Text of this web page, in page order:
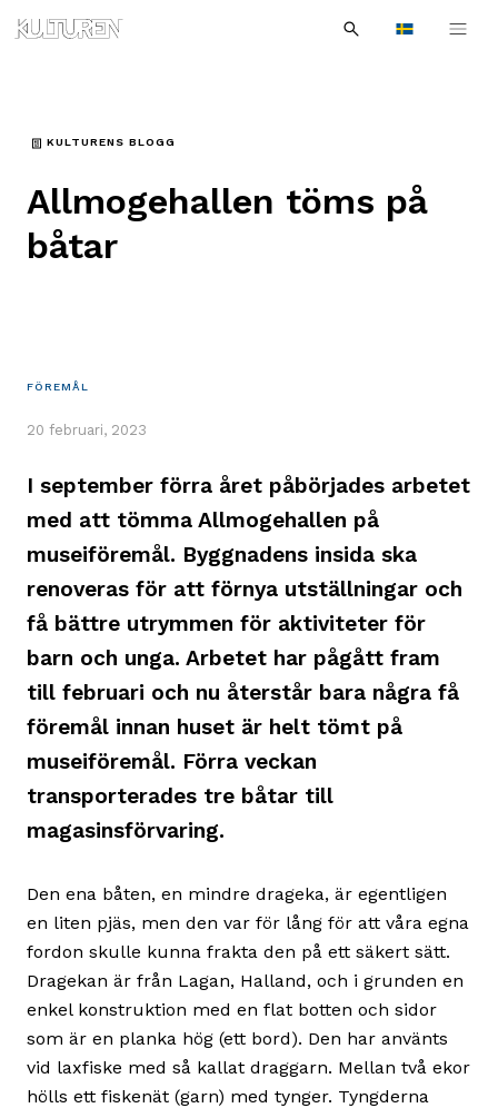
navigationen
innehållet
Languages
efter:
Sök
KULTURENS BLOGG
Allmogehallen töms på
båtar
FÖREMÅL
20 februari, 2023
I september förra året påbörjades arbetet
med att tömma Allmogehallen på
museiföremål. Byggnadens insida ska
renoveras för att förnya utställningar och
få bättre utrymmen för aktiviteter för
barn och unga. Arbetet har pågått fram
till februari och nu återstår bara några få
föremål innan huset är helt tömt på
museiföremål. Förra veckan
transporterades tre båtar till
magasinsförvaring.
Den ena båten, en mindre drageka, är egentligen
en liten pjäs, men den var för lång för att våra egna
fordon skulle kunna frakta den på ett säkert sätt.
Dragekan är från Lagan, Halland, och i grunden en
enkel konstruktion med en flat botten och sidor
som är en planka hög (ett bord). Den har använts
vid laxfiske med så kallat draggarn. Mellan två ekor
hölls ett fiskenät (garn) med tynger. Tyngderna